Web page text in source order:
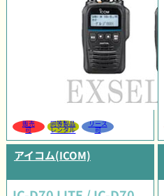
販売
可
同等製品
レンタル
リース
可
アイコム(ICOM)